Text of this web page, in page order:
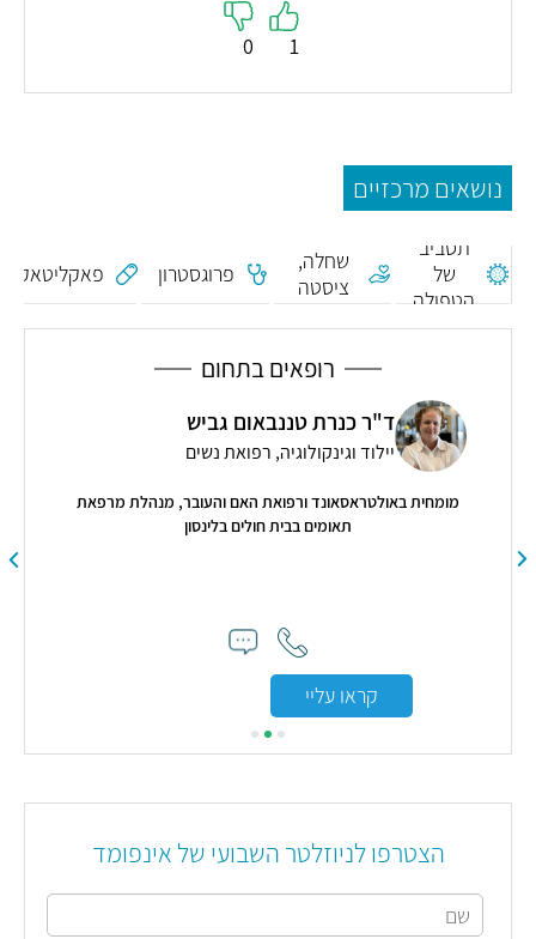
1
0
נושאים מרכזיים
תסביב
של
הטפולה
שחלה,
ציסטה
שחלתית
פרוגסטרון
רופאים בתחום
ד"ר כנרת טננבאום גביש
יילוד וגינקולוגיה, רפואת נשים
מומחית באולטראסאונד ורפואת האם והעובר, מנהלת מרפאת
תאומים בבית חולים בלינסון
קראו עליי
הצטרפו לניוזלטר השבועי של אינפומד